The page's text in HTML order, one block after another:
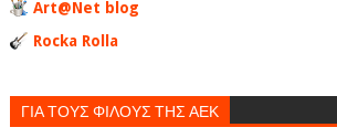
Art@Net blog
Rocka Rolla
ΓΙΑ ΤΟΥΣ ΦΙΛΟΥΣ ΤΗΣ ΑΕΚ